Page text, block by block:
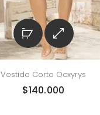
Vestido Corto Ocxyrys
$140.000